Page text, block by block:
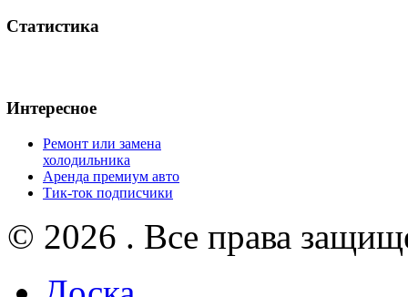
Статистика
Интересное
Ремонт или замена
холодильника
Аренда премиум авто
Тик-ток подписчики
© 2026 . Все права